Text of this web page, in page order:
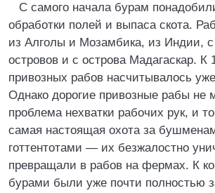
С самого начала бурам
обработки полей и выпаса скота.
из Алголы и Мозамбика, из Индии,
островов и с острова Мадагаскар. К
привозных рабов насчитывалось
Однако дорогие привозные рабы не
проблема нехватки рабочих рук, и
самая настоящая охота за
готтентотами — их безжалостно
превращали в рабов на фермах. К
бурами были уже почти полностью